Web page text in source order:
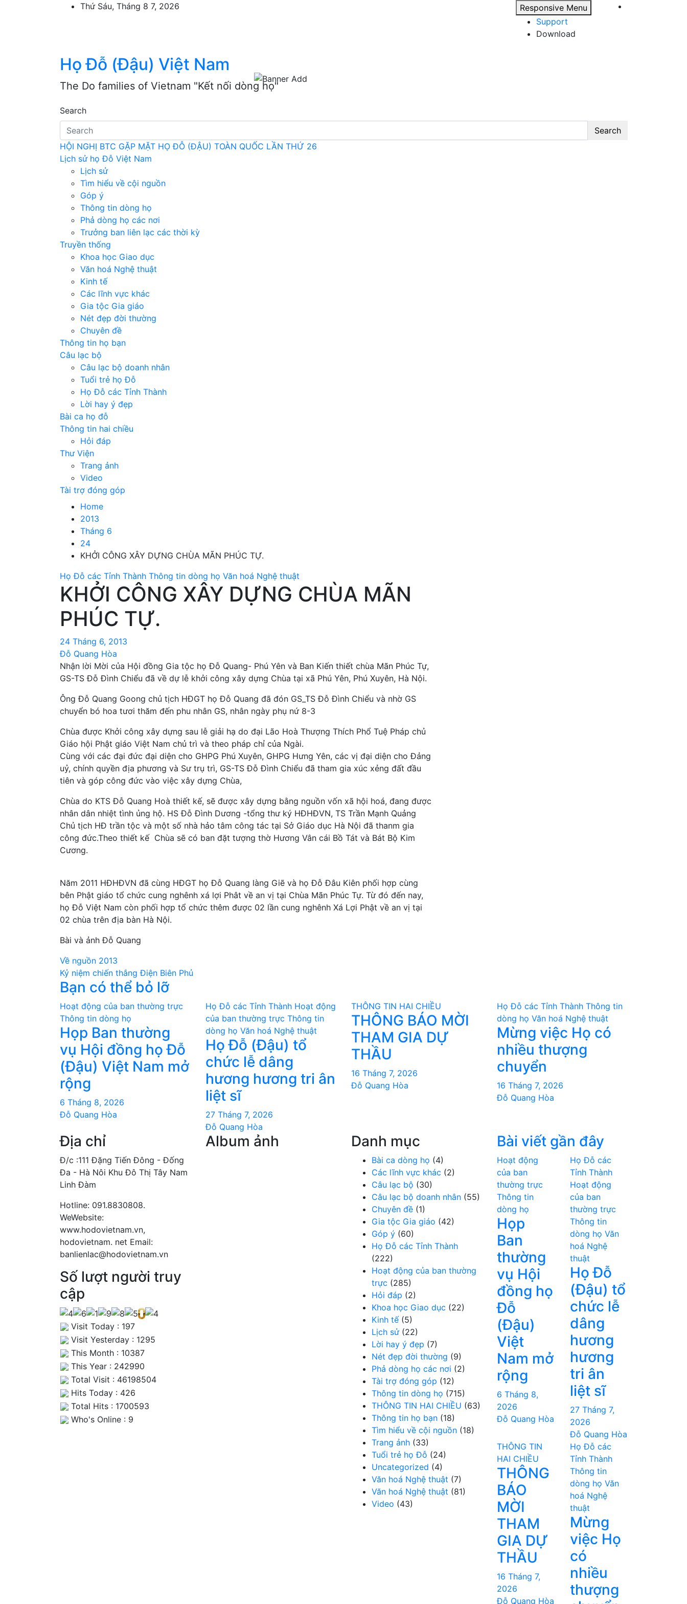
Thứ Sáu, Tháng 8 7, 2026
Responsive Menu
Support
Download
Họ Đỗ (Đậu) Việt Nam
The Do families of Vietnam "Kết nối dòng họ"
Search
Search
HỘI NGHỊ BTC GẶP MẶT HỌ ĐỖ (ĐẬU) TOÀN QUỐC LẦN THỨ 26
Lịch sử họ Đỗ Việt Nam
Lịch sử
Tìm hiểu về cội nguồn
Góp ý
Thông tin dòng họ
Phả dòng họ các nơi
Trưởng ban liên lạc các thời kỳ
Truyền thống
Khoa học Giao dục
Văn hoá Nghệ thuật
Kinh tế
Các lĩnh vực khác
Gia tộc Gia giáo
Nét đẹp đời thường
Chuyên đề
Thông tin họ bạn
Câu lạc bộ
Câu lạc bộ doanh nhân
Tuổi trẻ họ Đỗ
Họ Đỗ các Tỉnh Thành
Lời hay ý đẹp
Bài ca họ đỗ
Thông tin hai chiều
Hỏi đáp
Thư Viện
Trang ảnh
Video
Tài trợ đóng góp
Home
2013
Tháng 6
24
KHỞI CÔNG XÂY DỰNG CHÙA MÃN PHÚC TỰ.
Họ Đỗ các Tỉnh Thành Thông tin dòng họ Văn hoá Nghệ thuật
KHỞI CÔNG XÂY DỰNG CHÙA MÃN
PHÚC TỰ.
24 Tháng 6, 2013
Đỗ Quang Hòa
Nhận lời Mời của Hội đồng Gia tộc họ Đỗ Quang- Phú Yên và Ban Kiến thiết chùa Mãn Phúc Tự,
GS-TS Đỗ Đình Chiểu đã về dự lễ khởi công xây dựng Chùa tại xã Phú Yên, Phú Xuyên, Hà Nội.
Ông Đỗ Quang Goong chủ tịch HĐGT họ Đỗ Quang đã đón GS_TS Đỗ Đình Chiểu và nhờ GS
chuyển bó hoa tươi thăm đến phu nhân GS, nhân ngày phụ nứ 8-3
Chùa được Khởi công xây dựng sau lễ giải hạ do đại Lão Hoà Thượng Thích Phổ Tuệ Pháp chủ
Giáo hội Phật giáo Việt Nam chủ trì và theo pháp chỉ của Ngài.
Cùng với các đại đức đại diện cho GHPG Phú Xuyên, GHPG Hưng Yên, các vị đại diện cho Đảng
uỷ, chính quyền địa phương và Sư trụ trì, GS-TS Đỗ Đình Chiểu đã tham gia xúc xẻng đất đầu
tiên và góp công đức vào việc xây dựng Chùa,
Chùa do KTS Đỗ Quang Hoà thiết kế, sẽ được xây dựng bằng nguồn vốn xã hội hoá, đang được
nhân dân nhiệt tình ủng hộ. HS Đỗ Đình Dương -tổng thư ký HĐHĐVN, TS Trần Mạnh Quảng
Chủ tịch HĐ trần tộc và một số nhà hảo tâm công tác tại Sở Giáo dục Hà Nội đã thanm gia
công đức.Theo thiết kế Chùa sẽ có ban đặt tượng thờ Hương Vân cái Bồ Tát và Bát Bộ Kim
Cương.
Năm 2011 HĐHĐVN đã cùng HĐGT họ Đỗ Quang làng Giẽ và họ Đỗ Đâu Kiên phối hợp cùng
bên Phật giáo tổ chức cung nghênh xá lợi Phât về an vị tại Chùa Mãn Phúc Tự. Từ đó đến nay,
họ Đỗ Việt Nam còn phối hợp tổ chức thêm được 02 lần cung nghênh Xá Lợi Phật về an vị tại
02 chùa trên địa bàn Hà Nội.
Bài và ảnh Đỗ Quang
Điều
hướng
bài
viết
Về nguồn 2013
Kỷ niệm chiến thắng Điện Biên Phủ
Bạn có thể bỏ lỡ
Hoạt động của ban thường trực
Thông tin dòng họ
Họp Ban thường
vụ Hội đồng họ Đỗ
(Đậu) Việt Nam mở
rộng
6 Tháng 8, 2026
Đỗ Quang Hòa
Họ Đỗ các Tỉnh Thành Hoạt động
của ban thường trực Thông tin
dòng họ Văn hoá Nghệ thuật
Họ Đỗ (Đậu) tổ
chức lễ dâng
hương hương tri ân
liệt sĩ
27 Tháng 7, 2026
Đỗ Quang Hòa
THÔNG TIN HAI CHIỀU
THÔNG BÁO MỜI
THAM GIA DỰ
THẦU
16 Tháng 7, 2026
Đỗ Quang Hòa
Họ Đỗ các Tỉnh Thành Thông tin
dòng họ Văn hoá Nghệ thuật
Mừng việc Họ có
nhiều thượng
chuyển
16 Tháng 7, 2026
Đỗ Quang Hòa
Địa chỉ
Đ/c :111 Đặng Tiến Đông - Đống
Đa - Hà Nôi Khu Đô Thị Tây Nam
Linh Đàm
Hotline: 091.8830808.
WeWebsite:
www.hodovietnam.vn,
hodovietnam. net Email:
banlienlac@hodovietnam.vn
Số lượt người truy
cập
Visit Today : 197
Visit Yesterday : 1295
This Month : 10387
This Year : 242990
Total Visit : 46198504
Hits Today : 426
Total Hits : 1700593
Who's Online : 9
Album ảnh Danh mục
Bài ca dòng họ (4)
Các lĩnh vực khác (2)
Câu lạc bộ (30)
Câu lạc bộ doanh nhân (55)
Chuyên đề (1)
Gia tộc Gia giáo (42)
Góp ý (60)
Họ Đỗ các Tỉnh Thành
(222)
Hoạt động của ban thường
trực (285)
Hỏi đáp (2)
Khoa học Giao dục (22)
Kinh tế(5)
Lịch sử(22)
Lời hay ý đẹp (7)
Nét đẹp đời thường (9)
Phả dòng họ các nơi (2)
Tài trợ đóng góp (12)
Thông tin dòng họ (715)
THÔNG TIN HAI CHIỀU (63)
Thông tin họ bạn (18)
Tìm hiểu về cội nguồn (18)
Trang ảnh (33)
Tuổi trẻ họ Đỗ (24)
Uncategorized (4)
Văn hoá Nghệ thuật (7)
Văn hoá Nghệ thuật (81)
Video (43)
Bài viết gần đây
Hoạt động
của ban
thường trực
Thông tin
dòng họ
Họp
Ban
thường
vụ Hội
đồng họ
Đỗ
(Đậu)
Việt
Nam mở
rộng
6 Tháng 8,
2026
Đỗ Quang Hòa
Họ Đỗ các
Tỉnh Thành
Hoạt động
của ban
thường trực
Thông tin
dòng họ Văn
hoá Nghệ
thuật
Họ Đỗ
(Đậu) tổ
chức lễ
dâng
hương
hương
tri ân
liệt sĩ
27 Tháng 7,
2026
Đỗ Quang Hòa
THÔNG TIN
HAI CHIỀU
THÔNG
BÁO
MỜI
THAM
GIA DỰ
THẦU
16 Tháng 7,
2026
Đỗ Quang Hòa
Họ Đỗ các
Tỉnh Thành
Thông tin
dòng họ Văn
hoá Nghệ
thuật
Mừng
việc Họ
có
nhiều
thượng